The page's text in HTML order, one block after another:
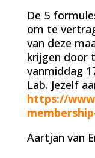
De 5
om te
van deze
krijgen door
vanmiddag
Lab. Jezelf
https://
Aartjan van